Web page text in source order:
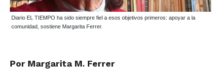
Diario EL TIEMPO ha sido siempre fiel a esos objetivos primeros: apoyar a la
comunidad, sostiene Margarita Ferrer.
Por Margarita M. Ferrer